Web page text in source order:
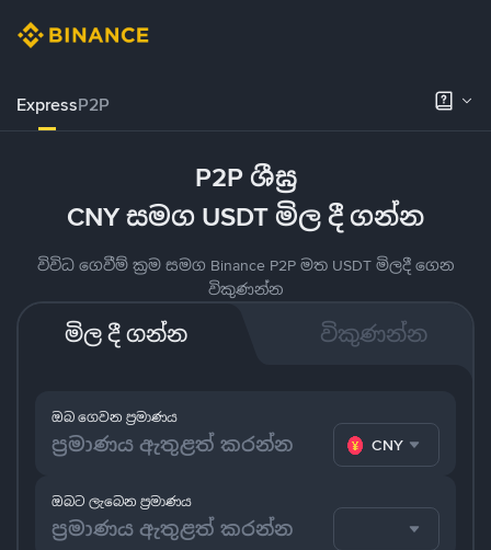
ExpressP2P
P2P ශීඝ්‍ර
CNY සමග USDT මිල දී ගන්න
විවිධ ගෙවීම් ක්‍රම සමග Binance P2P මත USDT මිලදී ගෙන
විකුණන්න
මිල දී ගන්න විකුණන්න
ඔබ ගෙවන ප්‍රමාණය
CNY
ඔබට ලැබෙන ප්‍රමාණය